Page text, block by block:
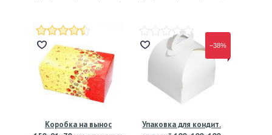
Коробка на вынос
−38%
Упаковка для кондит.